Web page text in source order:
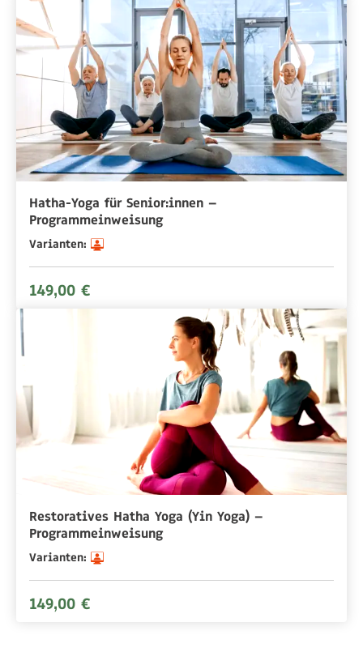
Hatha-Yoga für Senior:innen –
Programmeinweisung
Varianten:
149,00 €
Restoratives Hatha Yoga (Yin Yoga) –
Programmeinweisung
Varianten:
149,00 €